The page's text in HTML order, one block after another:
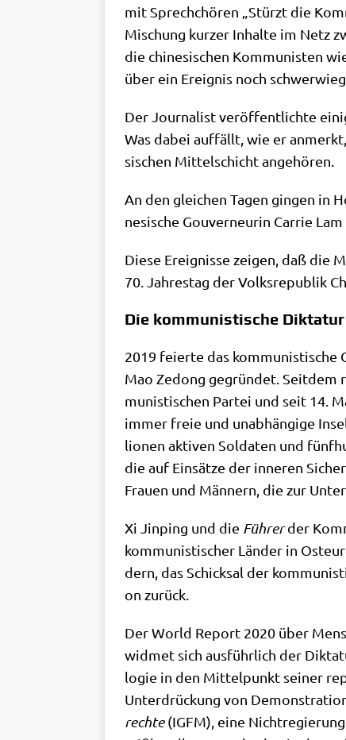
mit Sprech­chö­ren „Stürzt die
Mischung kur­zer Inhal­te im Netz
die chi­ne­si­schen Kom­mu­ni­sten
über ein Ereig­nis noch
Der Jour­na­list ver­öf­fent­lich­te
Was dabei auf­fällt, wie er
si­schen Mit­tel­schicht angehören.
An den glei­chen Tagen gin­gen in
ne­si­sche Gou­ver­neu­rin Car­rie
Die­se Ereig­nis­se zei­gen, daß die
70. Jah­res­tag der Volks­re­pu­blik
Die kommunistische Diktatur
2019 fei­er­te das kom­mu­ni­sti­sche
Mao Zedong gegrün­det. Seit­dem
mu­ni­sti­schen Par­tei und seit 14.
immer freie und unab­hän­gi­ge
lio­nen akti­ven Sol­da­ten und
die auf Ein­sät­ze der inne­ren
Frau­en und Män­nern, die zur
Xi Jin­ping und die Füh­rerder
kom­mu­ni­sti­scher Län­der in
dern, das Schick­sal der
on zurück.
Der World Report 2020 über
wid­met sich aus­führ­lich der
lo­gie in den Mit­tel­punkt sei­ner
Unter­drückung von
rech­te(IGFM), eine